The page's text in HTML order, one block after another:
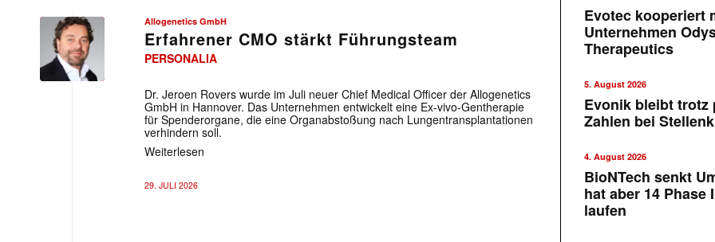
Allogenetics
Allogenetics GmbH
Erfahrener CMO stärkt Führungsteam
PERSONALIA
Dr. Jeroen Rovers wurde im Juli neuer Chief Medical Officer der Allogenetics
GmbH in Hannover. Das Unternehmen entwickelt eine Ex-vivo-Gentherapie
für Spenderorgane, die eine Organabstoßung nach Lungentransplantationen
verhindern soll.
Weiterlesen
29. JULI 2026
Evotec kooperiert
Unternehmen
Therapeutics
5. August 2026
Evonik bleibt trotz
Zahlen bei
4. August 2026
BioNTech senkt
hat aber 14 Phase
laufen